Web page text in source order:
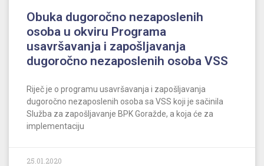
Obuka dugoročno nezaposlenih
osoba u okviru Programa
usavršavanja i zapošljavanja
dugoročno nezaposlenih osoba VSS
Riječ je o programu usavršavanja i zapošljavanja
dugoročno nezaposlenih osoba sa VSS koji je sačinila
Služba za zapošljavanje BPK Goražde, a koja će za
implementaciju
25.01.2020